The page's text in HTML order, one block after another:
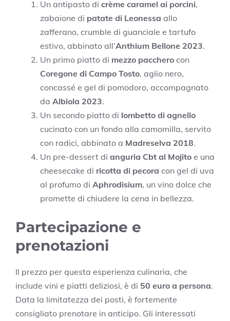
Un antipasto di crème caramel ai porcini,
zabaione di patate di Leonessa allo
zafferano, crumble di guanciale e tartufo
estivo, abbinato all’Anthium Bellone 2023.
Un primo piatto di mezzo pacchero con
Coregone di Campo Tosto, aglio nero,
concassé e gel di pomodoro, accompagnato
da Albiola 2023.
Un secondo piatto di lombetto di agnello
cucinato con un fondo alla camomilla, servito
con radici, abbinato a Madreselva 2018.
Un pre-dessert di anguria Cbt al Mojito e una
cheesecake di ricotta di pecora con gel di uva
al profumo di Aphrodisium, un vino dolce che
promette di chiudere la cena in bellezza.
Partecipazione e
prenotazioni
Il prezzo per questa esperienza culinaria, che
include vini e piatti deliziosi, è di 50 euro a persona.
Data la limitatezza dei posti, è fortemente
consigliato prenotare in anticipo. Gli interessati